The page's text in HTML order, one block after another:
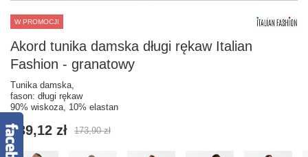
W PROMOCJI
Akord tunika damska długi rękaw Italian
Fashion - granatowy
Tunika damska,
fason: długi rękaw
90% wiskoza, 10% elastan
139,12 zł 173,90 zł